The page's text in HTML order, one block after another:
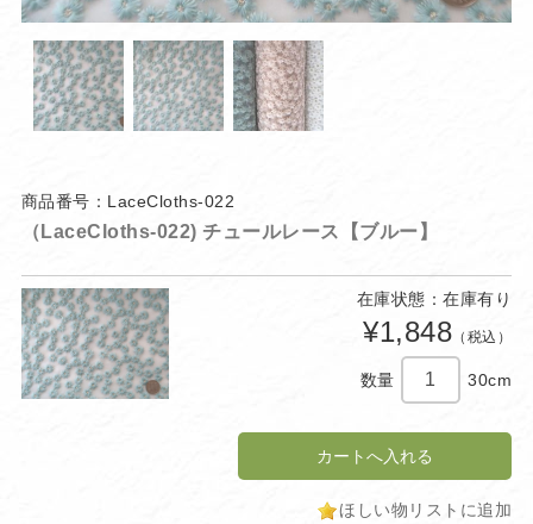
商品番号：LaceCloths-022
（LaceCloths-022) チュールレース【ブルー】
在庫状態：在庫有り
¥1,848 （税込）
数量 30cm
ほしい物リストに追加